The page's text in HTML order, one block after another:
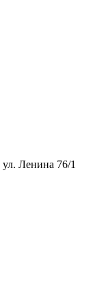
Ленина 76/1